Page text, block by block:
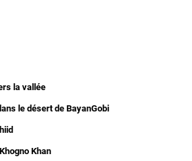
la vallée
le désert de BayanGobi
Khan